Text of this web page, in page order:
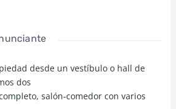
desde un vestíbulo o hall de
dos
salón-comedor con varios